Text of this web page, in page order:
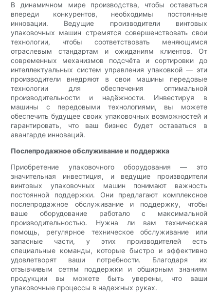
В динамичном мире производства, чтобы оставаться
впереди конкурентов, необходимы постоянные
инновации. Ведущие производители винтовых
упаковочных машин стремятся совершенствовать свои
технологии, чтобы соответствовать меняющимся
отраслевым стандартам и ожиданиям клиентов. От
современных механизмов подсчёта и сортировки до
интеллектуальных систем управления упаковкой — эти
производители внедряют в свои машины передовые
технологии для обеспечения оптимальной
производительности и надёжности. Инвестируя в
машины с передовыми технологиями, вы можете
обеспечить будущее своих упаковочных возможностей и
гарантировать, что ваш бизнес будет оставаться в
авангарде инноваций.
Послепродажное обслуживание и поддержка
Приобретение упаковочного оборудования — это
значительная инвестиция, и ведущие производители
винтовых упаковочных машин понимают важность
постоянной поддержки. Они предлагают комплексное
послепродажное обслуживание и поддержку, чтобы
ваше оборудование работало с максимальной
производительностью. Нужна ли вам техническая
помощь, регулярное техническое обслуживание или
запасные части, у этих производителей есть
специальные команды, которые быстро и эффективно
удовлетворят ваши потребности. Благодаря их
отзывчивым сетям поддержки и обширным знаниям
продукции вы можете быть уверены, что ваши
упаковочные процессы в надежных руках.